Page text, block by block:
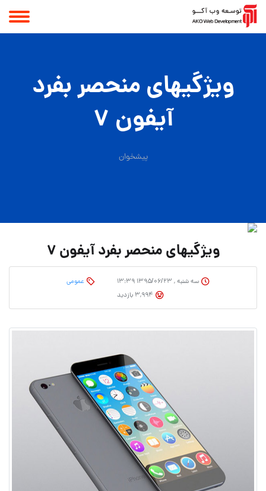
ویژگیهای منحصر بفرد
آیفون 7
پیشخوان
ویژگیهای منحصر بفرد آیفون 7
سه شنبه , ۱۳۹۵/۰۶/۲۳ ۱۳:۳۹
عمومی